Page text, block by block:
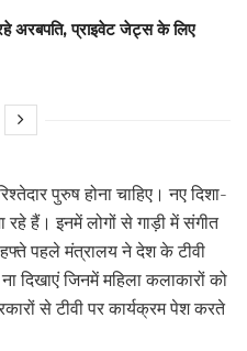
अरबपति, प्राइवेट जेट्स के लिए
पुरुष होना चाहिए। नए दिशा-
रहे हैं। इनमें लोगों से गाड़ी में संगीत
पहले मंत्रालय ने देश के टीवी
दिखाएं जिनमें महिला कलाकारों को
से टीवी पर कार्यक्रम पेश करते